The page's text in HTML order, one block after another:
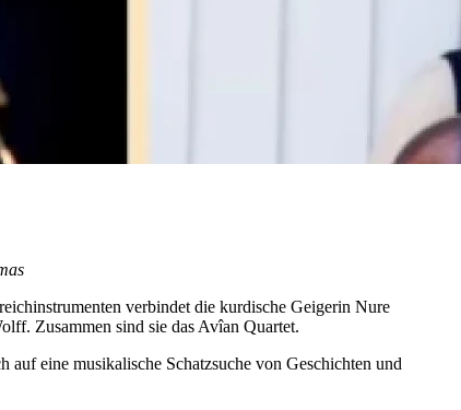
verbindet die kurdische Geigerin Nure
Zusammen sind sie das Avîan Quartet.
eine musikalische Schatzsuche von Geschichten und